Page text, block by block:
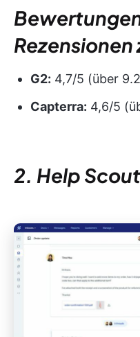
Rezensionen
G2: 4,7/5 (über
Capterra: 4,6/5
2. Help Scout